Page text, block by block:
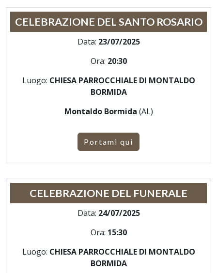
CELEBRAZIONE DEL SANTO ROSARIO
Data: 23/07/2025
Ora: 20:30
Luogo: CHIESA PARROCCHIALE DI MONTALDO
BORMIDA
Montaldo Bormida (AL)
Portami qui
CELEBRAZIONE DEL FUNERALE
Data: 24/07/2025
Ora: 15:30
Luogo: CHIESA PARROCCHIALE DI MONTALDO
BORMIDA